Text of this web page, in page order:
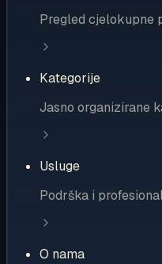
Pregled cjelokupne
Kategorije
Jasno organizirane
Usluge
Podrška i
O nama